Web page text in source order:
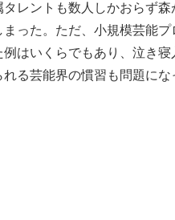
レントも数人しかおらず
った。ただ、小規模芸能プ
はいくらでもあり、泣き寝
る芸能界の慣習も問題に